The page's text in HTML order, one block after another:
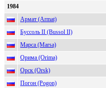
1984
Армат (Armat)
Буссоль II (Bussol II)
Марса (Marsa)
Орима (Orima)
Орск (Orsk)
Погон (Pogon)